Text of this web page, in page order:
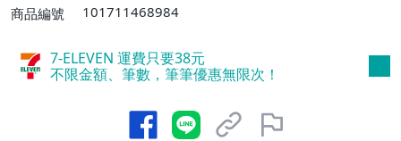
商品編號
101711468984
7-ELEVEN 運費只要38元
不限金額、筆數，筆筆優惠無限次！